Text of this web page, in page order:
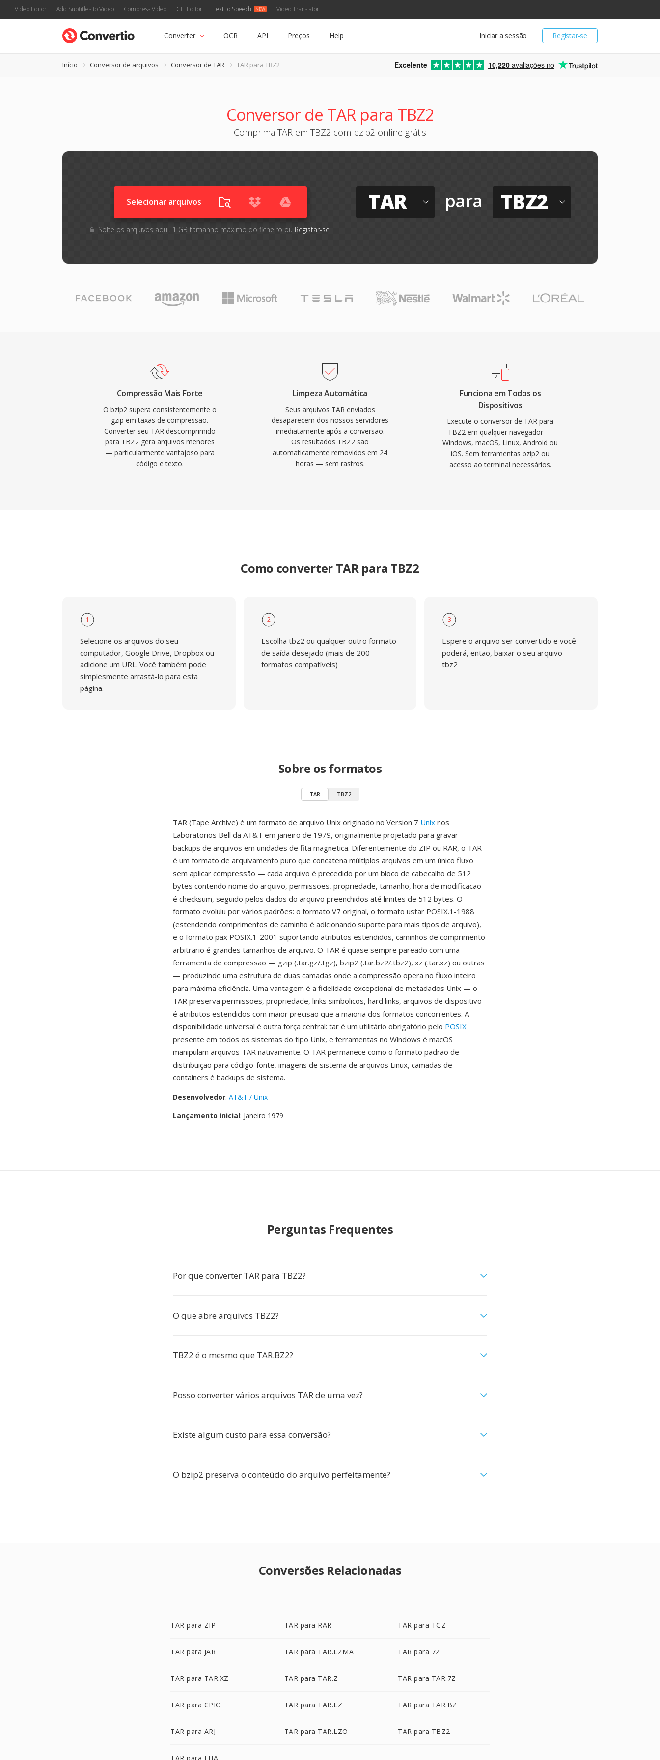
Video Editor Add Subtitles to Video Compress Video GIF Editor Text to Speech Video Translator
Registar-se
Iniciar a sessão
Converter OCR API Preços Help
Início Conversor de arquivos Conversor de TAR TAR para TBZ2 Excelente 10,220 avaliações no
Conversor de TAR para TBZ2
Comprima TAR em TBZ2 com bzip2 online grátis
Selecionar arquivos
Solte os arquivos aqui. 1 GB tamanho máximo do ficheiro ou Registar-se
TAR para TBZ2
Compressão Mais Forte
O bzip2 supera consistentemente o
gzip em taxas de compressão.
Converter seu TAR descomprimido
para TBZ2 gera arquivos menores
— particularmente vantajoso para
código e texto.
Limpeza Automática
Seus arquivos TAR enviados
desaparecem dos nossos servidores
imediatamente após a conversão.
Os resultados TBZ2 são
automaticamente removidos em 24
horas — sem rastros.
Funciona em Todos os
Dispositivos
Execute o conversor de TAR para
TBZ2 em qualquer navegador —
Windows, macOS, Linux, Android ou
iOS. Sem ferramentas bzip2 ou
acesso ao terminal necessários.
Como converter TAR para TBZ2
1
Selecione os arquivos do seu
computador, Google Drive, Dropbox ou
adicione um URL. Você também pode
simplesmente arrastá-lo para esta
página.
2
Escolha tbz2 ou qualquer outro formato
de saída desejado (mais de 200
formatos compatíveis)
3
Espere o arquivo ser convertido e você
poderá, então, baixar o seu arquivo
tbz2
Sobre os formatos
TAR TBZ2
TAR (Tape Archive) é um formato de arquivo Unix originado no Version 7 Unix nos
Laboratorios Bell da AT&T em janeiro de 1979, originalmente projetado para gravar
backups de arquivos em unidades de fita magnetica. Diferentemente do ZIP ou RAR, o TAR
é um formato de arquivamento puro que concatena múltiplos arquivos em um único fluxo
sem aplicar compressão — cada arquivo é precedido por um bloco de cabecalho de 512
bytes contendo nome do arquivo, permissões, propriedade, tamanho, hora de modificacao
é checksum, seguido pelos dados do arquivo preenchidos até limites de 512 bytes. O
formato evoluiu por vários padrões: o formato V7 original, o formato ustar POSIX.1-1988
(estendendo comprimentos de caminho é adicionando suporte para mais tipos de arquivo),
e o formato pax POSIX.1-2001 suportando atributos estendidos, caminhos de comprimento
arbitrario é grandes tamanhos de arquivo. O TAR é quase sempre pareado com uma
ferramenta de compressão — gzip (.tar.gz/.tgz), bzip2 (.tar.bz2/.tbz2), xz (.tar.xz) ou outras
— produzindo uma estrutura de duas camadas onde a compressão opera no fluxo inteiro
para máxima eficiência. Uma vantagem é a fidelidade excepcional de metadados Unix — o
TAR preserva permissões, propriedade, links simbolicos, hard links, arquivos de dispositivo
é atributos estendidos com maior precisão que a maioria dos formatos concorrentes. A
disponibilidade universal é outra força central: tar é um utilitário obrigatório pelo POSIX
presente em todos os sistemas do tipo Unix, e ferramentas no Windows é macOS
manipulam arquivos TAR nativamente. O TAR permanece como o formato padrão de
distribuição para código-fonte, imagens de sistema de arquivos Linux, camadas de
containers é backups de sistema.
Desenvolvedor: AT&T / Unix
Lançamento inicial: Janeiro 1979
Perguntas Frequentes
Por que converter TAR para TBZ2?
O que abre arquivos TBZ2?
TBZ2 é o mesmo que TAR.BZ2?
Posso converter vários arquivos TAR de uma vez?
Existe algum custo para essa conversão?
O bzip2 preserva o conteúdo do arquivo perfeitamente?
Conversões Relacionadas
TAR para ZIP TAR para RAR TAR para TGZ
TAR para JAR TAR para TAR.LZMA TAR para 7Z
TAR para TAR.XZ TAR para TAR.Z TAR para TAR.7Z
TAR para CPIO TAR para TAR.LZ TAR para TAR.BZ
TAR para ARJ TAR para TAR.LZO TAR para TBZ2
TAR para LHA